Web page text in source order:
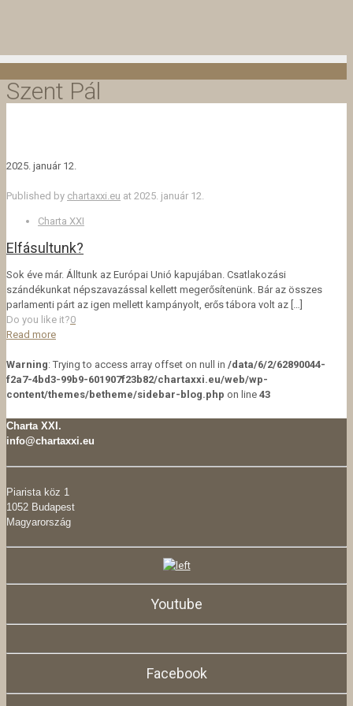
Szent Pál
2025. január 12.
Published by chartaxxi.eu at 2025. január 12.
Charta XXI
Elfásultunk?
Sok éve már. Álltunk az Európai Unió kapujában. Csatlakozási
szándékunkat népszavazással kellett megerősítenünk. Bár az összes
parlamenti párt az igen mellett kampányolt, erős tábora volt az […]
Do you like it?0
Read more
Warning: Trying to access array offset on null in /data/6/2/62890044-
f2a7-4bd3-99b9-601907f23b82/chartaxxi.eu/web/wp-
content/themes/betheme/sidebar-blog.php on line 43
Charta XXI.
info@chartaxxi.eu
Piarista köz 1
1052 Budapest
Magyarország
Youtube
Facebook